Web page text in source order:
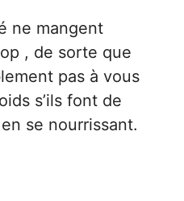
ne mangent
, de sorte que
pas à vous
s’ils font de
se nourrissant.